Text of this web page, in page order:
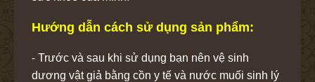
Hướng dẫn cách sử dụng sản phẩm:
- Trước và sau khi sử dụng bạn nên vệ sinh
dương vật giả bằng cồn y tế và nước muối sinh lý